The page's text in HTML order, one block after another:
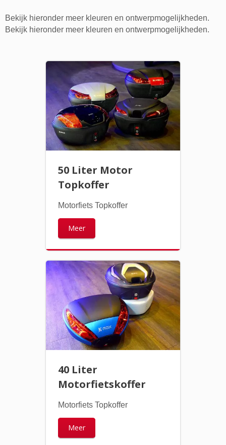
Bekijk hieronder meer kleuren en ontwerpmogelijkheden.
Bekijk hieronder meer kleuren en ontwerpmogelijkheden.
50 Liter Motor
Topkoffer
Motorfiets Topkoffer
Meer
40 Liter
Motorfietskoffer
Motorfiets Topkoffer
Meer